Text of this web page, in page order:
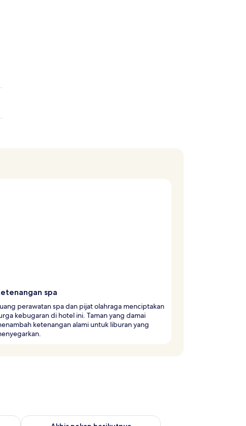
spa
perawatan spa dan pijat olahraga menciptakan
kebugaran di hotel ini. Taman yang damai
ketenangan alami untuk liburan yang
ini Agu 14 - Agu 16
Periksa ketersediaan untuk akhir pekan berikutnya Agu 21 -